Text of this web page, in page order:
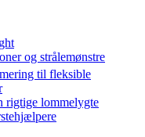
og strålemønstre
til fleksible
rigtige lommelygte